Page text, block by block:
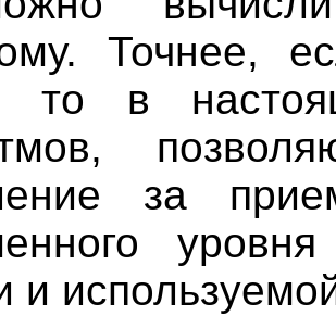
Точнее,
то в
за
и